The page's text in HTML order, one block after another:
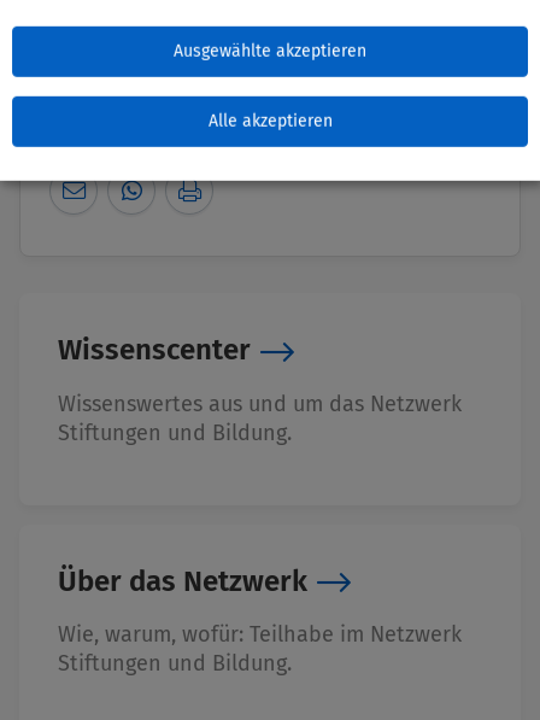
Ausgewählte akzeptieren
Alle akzeptieren
Nettie-Finder
Zuletzt bearbeitet: 04. November 2025
Wissenscenter
Wissenswertes aus und um das Netzwerk
Stiftungen und Bildung.
Über das Netzwerk
Wie, warum, wofür: Teilhabe im Netzwerk
Stiftungen und Bildung.